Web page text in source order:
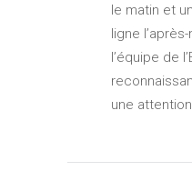
le matin et
ligne
l’équipe de
une